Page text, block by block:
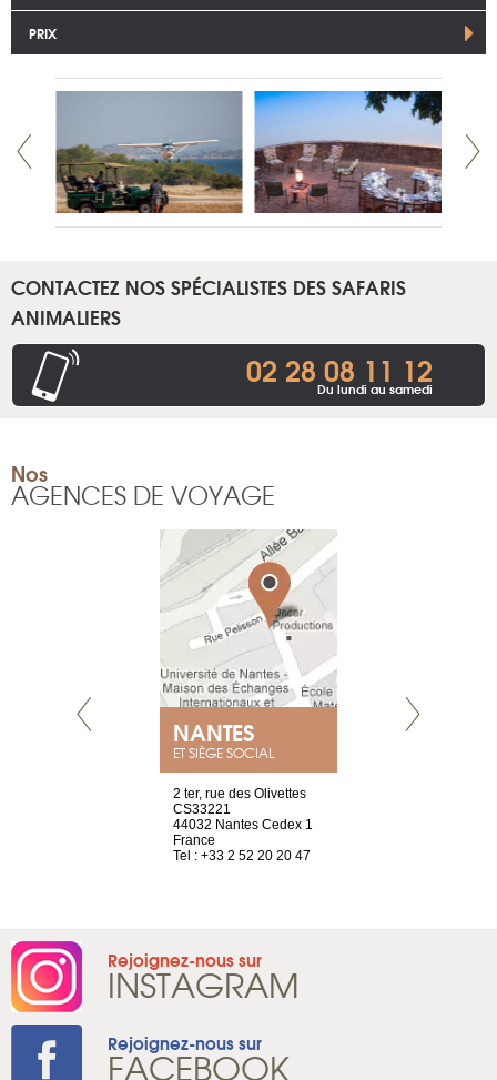
PRIX
CONTACTEZ NOS SPÉCIALISTES DES SAFARIS
ANIMALIERS
02 28 08 11 12
Du lundi au samedi
Nos
AGENCES DE VOYAGE
NANTES
ET SIÈGE SOCIAL
2 ter, rue des Olivettes
CS33221
44032 Nantes Cedex 1
France
Tel : +33 2 52 20 20 47
Rejoignez-nous sur
INSTAGRAM
Rejoignez-nous sur
FACEBOOK